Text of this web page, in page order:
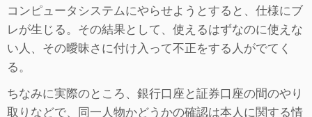
コンピュータシステムにやらせようとすると、仕様にブ
レが生じる。その結果として、使えるはずなのに使えな
い人、その曖昧さに付け入って不正をする人がでてく
る。
ちなみに実際のところ、銀行口座と証券口座の間のやり
取りなどで、同一人物かどうかの確認は本人に関する情